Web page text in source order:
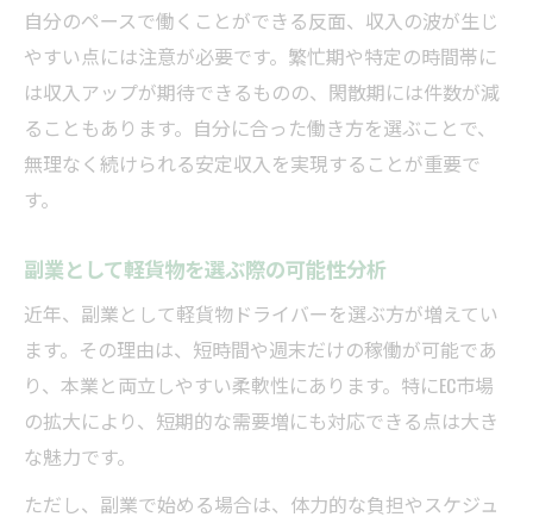
自分のペースで働くことができる反面、収入の波が生じ
やすい点には注意が必要です。繁忙期や特定の時間帯に
は収入アップが期待できるものの、閑散期には件数が減
ることもあります。自分に合った働き方を選ぶことで、
無理なく続けられる安定収入を実現することが重要で
す。
副業として軽貨物を選ぶ際の可能性分析
近年、副業として軽貨物ドライバーを選ぶ方が増えてい
ます。その理由は、短時間や週末だけの稼働が可能であ
り、本業と両立しやすい柔軟性にあります。特にEC市場
の拡大により、短期的な需要増にも対応できる点は大き
な魅力です。
ただし、副業で始める場合は、体力的な負担やスケジュ